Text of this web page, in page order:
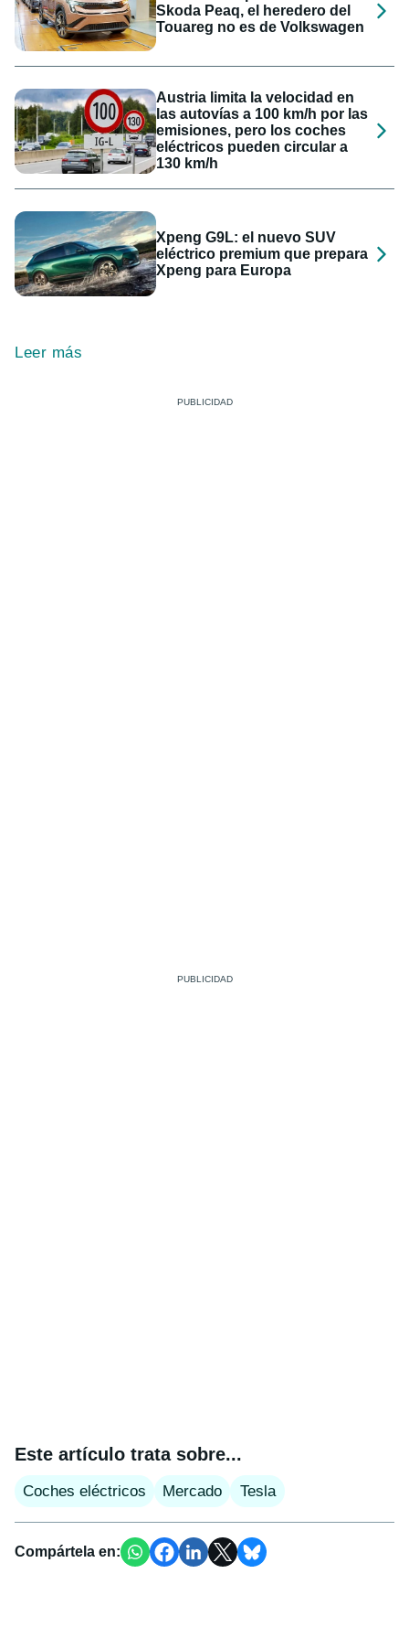
Skoda Peaq, el heredero del
Touareg no es de Volkswagen
Austria limita la velocidad en
las autovías a 100 km/h por las
emisiones, pero los coches
eléctricos pueden circular a
130 km/h
Xpeng G9L: el nuevo SUV
eléctrico premium que prepara
Xpeng para Europa
Leer más
Este artículo trata sobre...
Coches eléctricos Mercado Tesla
Compártela en: